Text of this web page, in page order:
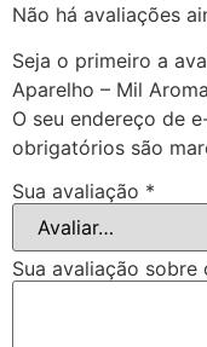
Não há avaliações
Seja o primeiro a
Aparelho – Mil
O seu endereço de
obrigatórios são
Sua avaliação *
Sua avaliação sobre